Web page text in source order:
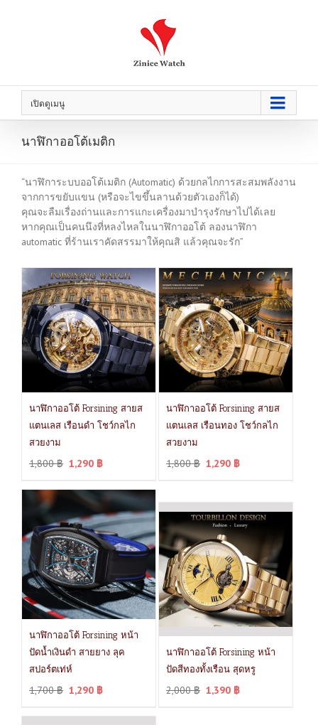
เปิดดูเมนู
นาฬิกาออโต้เมติก
“นาฬิการะบบออโต้เมติก (Automatic) ด้วยกลไกการสะสมพลังงาน
จากการขยับแขน (หรือจะไขขึ้นลานด้วยตัวเองก็ได้)
คุณจะลืมเรื่องถ่านและการแกะเครื่องมาบำรุงรักษาไปได้เลย
หากคุณเป็นคนนึงที่หลงไหลในนาฬิกาออโต้ ลองนาฬิกา
automatic ที่ร้านเราคัดสรรมาให้คุณสิ แล้วคุณจะรัก”
นาฬิกาออโต้ Forsining สายส
แตนเลส เรือนดำ โชว์กลไก
สวยงาม
1,800฿ 1,290 ฿
นาฬิกาออโต้ Forsining สายส
แตนเลส เรือนทอง โชว์กลไก
สวยงาม
1,800฿ 1,290 ฿
นาฬิกาออโต้ Forsining หน้า
ปัดน้ำเงินดำ สายยาง ลุค
สปอร์ตเท่ห์
1,700฿ 1,290 ฿
นาฬิกาออโต้ Forsining หน้า
ปัดสีทองทั้งเรือน สุดหรู
2,000฿ 1,390 ฿